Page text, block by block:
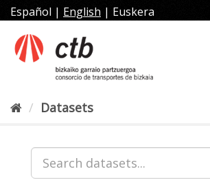
Skip
to
content
Español | English | Euskera
Datasets